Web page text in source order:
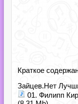
Краткое
Зайцев.Нет
01. Филипп